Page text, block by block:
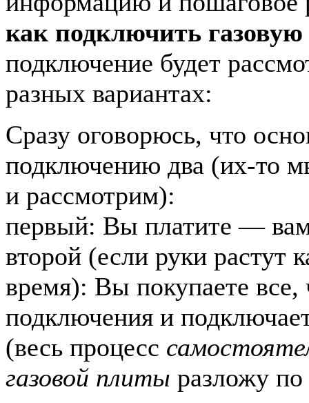
как подключить
подключение будет
разных вариантах:
Сразу оговорюсь, что
подключению два (их-то
и рассмотрим):
первый: Вы платите —
второй (если руки растут
время): Вы покупаете все,
подключения и
(весь процесс
газовой плиты разложу